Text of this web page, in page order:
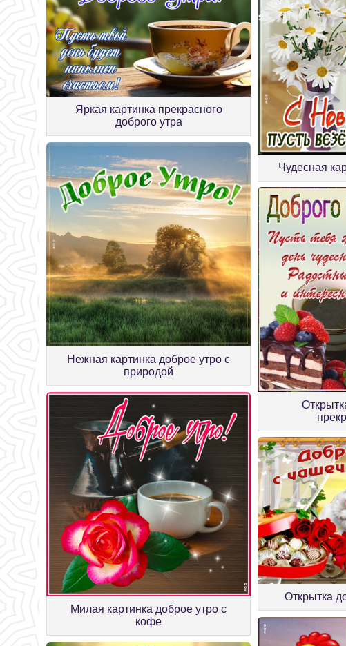
Яркая картинка прекрасного
доброго утра
Чудесная
Нежная картинка доброе утро с
природой
Милая картинка доброе утро с
кофе
Открытка